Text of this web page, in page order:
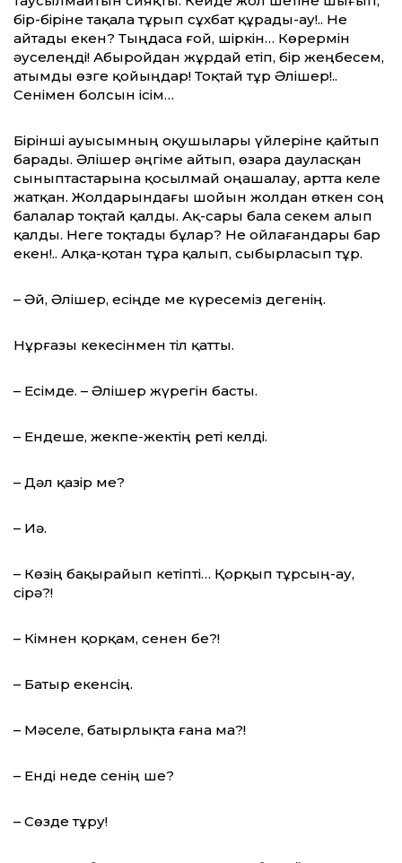
бір-біріне тақала тұрып сұхбат құрады-ау!.. Не
айтады екен? Тыңдаса ғой, шіркін… Көрермін
әуселеңді! Абыройдан жұрдай етіп, бір жеңбесем,
атымды өзге қойыңдар! Тоқтай тұр Әлішер!..
Сенімен болсын ісім…
Бірінші ауысымның оқушылары үйлеріне қайтып
барады. Әлішер әңгіме айтып, өзара дауласқан
сыныптастарына қосылмай оңашалау, артта келе
жатқан. Жолдарындағы шойын жолдан өткен соң
балалар тоқтай қалды. Ақ-сары бала секем алып
қалды. Неге тоқтады бұлар? Не ойлағандары бар
екен!.. Алқа-қотан тұра қалып, сыбырласып тұр.
– Әй, Әлішер, есіңде ме күресеміз дегенің.
Нұрғазы кекесінмен тіл қатты.
– Есімде. – Әлішер жүрегін басты.
– Ендеше, жекпе-жектің реті келді.
– Дәл қазір ме?
– Иә.
– Көзің бақырайып кетіпті… Қорқып тұрсың-ау,
сірә?!
– Кімнен қорқам, сенен бе?!
– Батыр екенсің.
– Мәселе, батырлықта ғана ма?!
– Енді неде сенің ше?
– Сөзде тұру!